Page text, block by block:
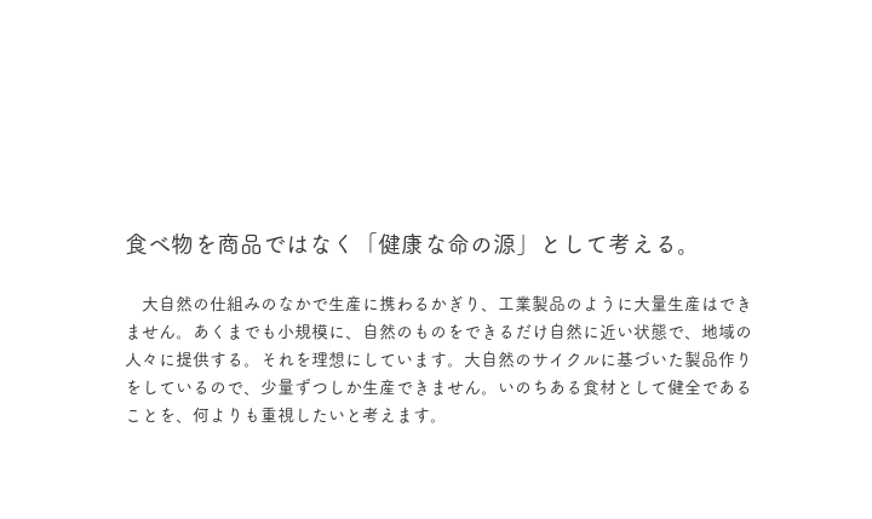
食べ物を商品ではなく「健康な命の源」として考える。
大自然の仕組みのなかで生産に携わるかぎり、工業製品のように大量生産はでき
ません。あくまでも小規模に、自然のものをできるだけ自然に近い状態で、地域の
人々に提供する。それを理想にしています。大自然のサイクルに基づいた製品作り
をしているので、少量ずつしか生産できません。いのちある食材として健全である
ことを、何よりも重視したいと考えます。